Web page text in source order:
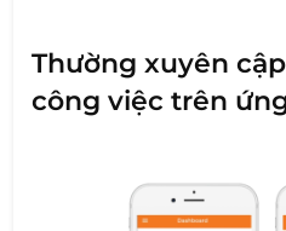
Thường xuyên
công việc trên